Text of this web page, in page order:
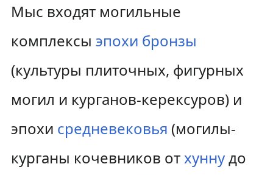
Мыс входят могильные
комплексы эпохи бронзы
(культуры плиточных, фигурных
могил и курганов-керексуров) и
эпохи средневековья (могилы-
курганы кочевников отхуннудо